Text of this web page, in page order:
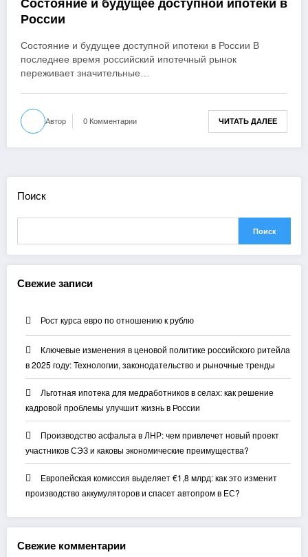
Состояние и будущее доступной ипотеки в
России
Состояние и будущее доступной ипотеки в России В
последнее время российский ипотечный рынок
переживает значительные…
Автор 0 Комментарии ЧИТАТЬ ДАЛЕЕ
Поиск
Поиск
Свежие записи
Рост курса евро по отношению к рублю
Ключевые изменения в ценовой политике российского ритейла
в 2025 году: Технологии, законодательство и рыночные тренды
Льготная ипотека для медработников в селах: как решение
кадровой проблемы улучшит жизнь в России
Производство асфальта в ЛНР: чем привлечет новый проект
участников СЭЗ и каковы экономические преимущества?
Европейская комиссия выделяет €1,8 млрд: как это изменит
производство аккумуляторов и спасет автопром в ЕС?
Свежие комментарии